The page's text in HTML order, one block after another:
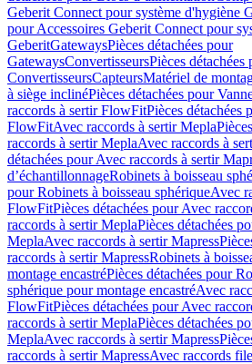
Geberit Connect pour système d'hygiène
pour Accessoires Geberit Connect pour
GeberitGatewaysPièces détachées pour
GatewaysConvertisseursPièces détachées
ConvertisseursCapteursMatériel de
à siège inclinéPièces détachées pour
raccords à sertir FlowFitPièces détachées
FlowFitAvec raccords à sertir Mepla
raccords à sertir MeplaAvec raccords à
détachées pour Avec raccords à sertir
d’échantillonnageRobinets à boisseau
pour Robinets à boisseau sphériqueAvec
FlowFitPièces détachées pour Avec
raccords à sertir MeplaPièces détachées
MeplaAvec raccords à sertir Mapress
raccords à sertir MapressRobinets à
montage encastréPièces détachées pour
sphérique pour montage encastréAvec
FlowFitPièces détachées pour Avec
raccords à sertir MeplaPièces détachées
MeplaAvec raccords à sertir Mapress
raccords à sertir MapressAvec raccords